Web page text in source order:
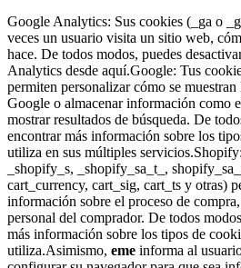
Google Analytics: Sus cookies (_ga o
veces un usuario visita un sitio web,
hace. De todos modos, puedes
Analytics desde aquí.Google: Tus
permiten personalizar cómo se
Google o almacenar información como
mostrar resultados de búsqueda. De
encontrar más información sobre los
utiliza en sus múltiples servicios.
_shopify_s, _shopify_sa_t_,
cart_currency, cart_sig, cart_ts y otras)
información sobre el proceso de
personal del comprador. De todos
más información sobre los tipos de
utiliza.Asimismo, eme informa al